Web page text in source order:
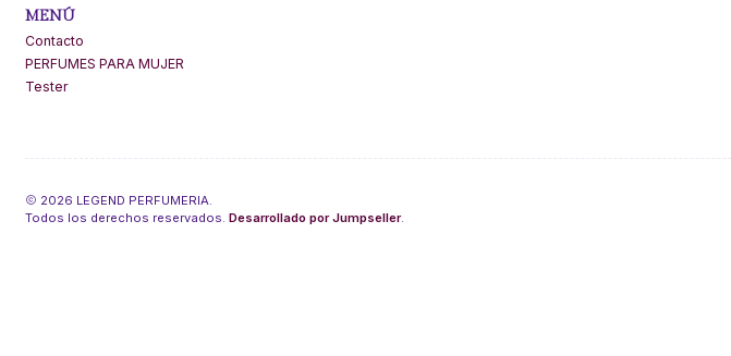
MENÚ
Contacto
PERFUMES PARA MUJER
Tester
2026 LEGEND PERFUMERIA.
Todos los derechos reservados. Desarrollado por Jumpseller.